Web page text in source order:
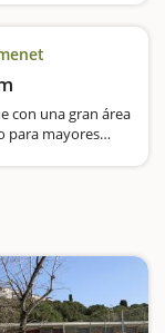
de Nou Barris,
con una gran área
para mayores